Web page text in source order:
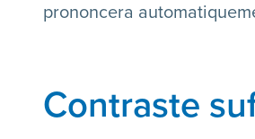
prononcera
Contraste